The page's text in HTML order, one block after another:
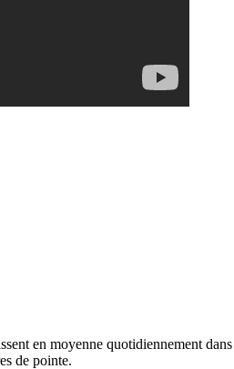
en moyenne quotidiennement
de pointe.